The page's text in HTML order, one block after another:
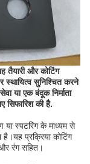
तैयारी और कोटिंग
सुनिश्चित करने
या एक बंदूक निर्माता
सिफारिश की है.
या स्पटरिंग के माध्यम से
प्रक्रिया कोटिंग
रंग सहित।